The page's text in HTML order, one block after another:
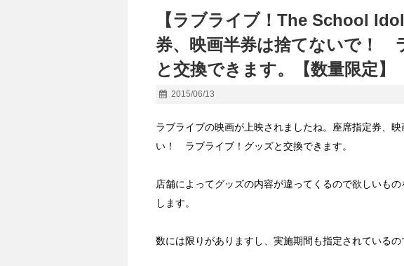
【ラブライブ！The School
券、映画半券は捨てないで！
と交換できます。【数量限定】
2015/06/13
ラブライブの映画が上映されましたね。座席指定券、
い！ ラブライブ！グッズと交換できます。
店舗によってグッズの内容が違ってくるので欲しいも
します。
数には限りがありますし、実施期間も指定されているの